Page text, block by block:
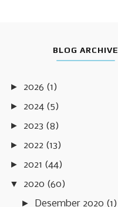
BLOG ARCHIVE
► 2026 (1)
► 2024 (5)
► 2023 (8)
► 2022 (13)
► 2021 (44)
▼ 2020 (60)
► Desember 2020 (1)